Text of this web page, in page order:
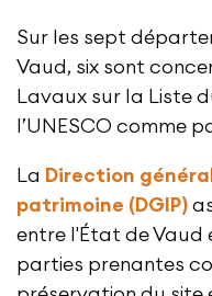
Sur les sept
Vaud, six sont
Lavaux sur la Liste
l’UNESCO comme
La Direction
patrimoine (DGIP)
entre l'État de Vaud
parties prenantes